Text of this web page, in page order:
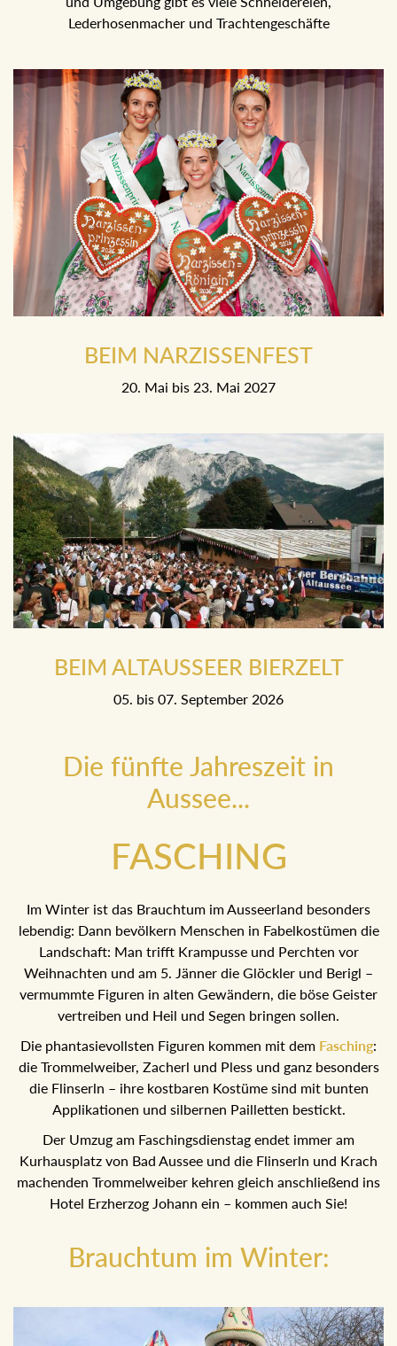
Lederhosenmacher und Trachtengeschäfte
BEIM NARZISSENFEST
20. Mai bis 23. Mai 2027
BEIM ALTAUSSEER BIERZELT
05. bis 07. September 2026
Die fünfte Jahreszeit in
Aussee...
FASCHING
Im Winter ist das Brauchtum im Ausseerland besonders
lebendig: Dann bevölkern Menschen in Fabelkostümen die
Landschaft: Man trifft Krampusse und Perchten vor
Weihnachten und am 5. Jänner die Glöckler und Berigl –
vermummte Figuren in alten Gewändern, die böse Geister
vertreiben und Heil und Segen bringen sollen.
Die phantasievollsten Figuren kommen mit dem Fasching:
die Trommelweiber, Zacherl und Pless und ganz besonders
die Flinserln – ihre kostbaren Kostüme sind mit bunten
Applikationen und silbernen Pailletten bestickt.
Der Umzug am Faschingsdienstag endet immer am
Kurhausplatz von Bad Aussee und die Flinserln und Krach
machenden Trommelweiber kehren gleich anschließend ins
Hotel Erzherzog Johann ein – kommen auch Sie!
Brauchtum im Winter: